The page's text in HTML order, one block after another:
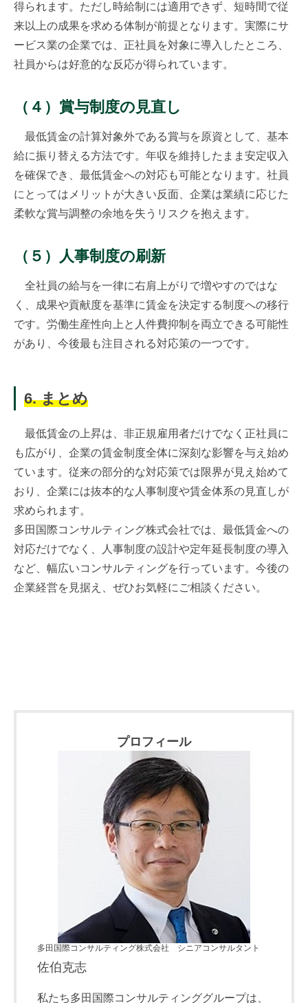
得られます。ただし時給制には適用できず、短時間で従
来以上の成果を求める体制が前提となります。実際にサ
ービス業の企業では、正社員を対象に導入したところ、
社員からは好意的な反応が得られています。
（４）賞与制度の見直し
最低賃金の計算対象外である賞与を原資として、基本
給に振り替える方法です。年収を維持したまま安定収入
を確保でき、最低賃金への対応も可能となります。社員
にとってはメリットが大きい反面、企業は業績に応じた
柔軟な賞与調整の余地を失うリスクを抱えます。
（５）人事制度の刷新
全社員の給与を一律に右肩上がりで増やすのではな
く、成果や貢献度を基準に賃金を決定する制度への移行
です。労働生産性向上と人件費抑制を両立できる可能性
があり、今後最も注目される対応策の一つです。
6. まとめ
最低賃金の上昇は、非正規雇用者だけでなく正社員に
も広がり、企業の賃金制度全体に深刻な影響を与え始め
ています。従来の部分的な対応策では限界が見え始めて
おり、企業には抜本的な人事制度や賃金体系の見直しが
求められます。
多田国際コンサルティング株式会社では、最低賃金への
対応だけでなく、人事制度の設計や定年延長制度の導入
など、幅広いコンサルティングを行っています。今後の
企業経営を見据え、ぜひお気軽にご相談ください。
プロフィール
多田国際コンサルティング株式会社 シニアコンサルタント
佐伯克志
私たち多田国際コンサルティンググループは、